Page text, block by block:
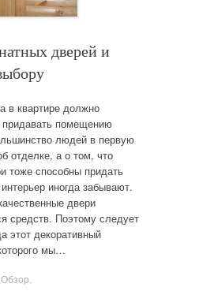
дверей и
в квартире должно
придавать помещению
людей в первую
отделке, а о том, что
тоже способны придать
иногда забывают.
двери
средств. Поэтому следует
этот декоративный
мы…
Обзор